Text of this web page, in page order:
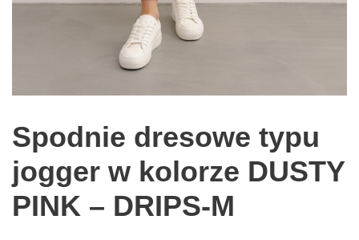
Spodnie dresowe typu
jogger w kolorze DUSTY
PINK – DRIPS-M